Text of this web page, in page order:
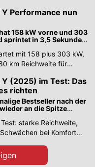
Performance nun
158 kW vorne und 303
sprintet in 3,5 Sekunden
mit 158 plus 303 kW,
km Reichweite für
(2025) im Test: Das
richten
Bestseller nach der
an die Spitze
starke Reichweite,
bei Komfort